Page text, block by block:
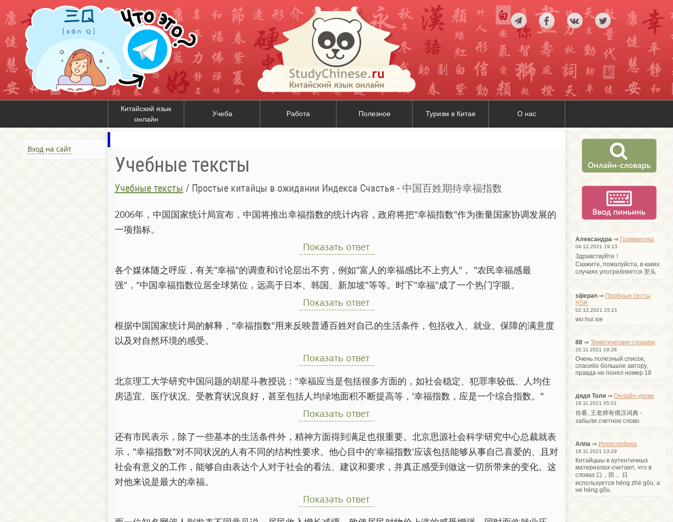
Китайский язык
онлайн
Учеба Работа Полезное Туризм в Китае О нас
Вход на сайт
Учебные тексты
Учебные тексты / Простые китайцы в ожидании Индекса Счастья - 中国百姓期待幸福指数
2006年，中国国家统计局宣布，中国将推出幸福指数的统计内容，政府将把"幸福指数"作为衡量国家协调发展的
一项指标。
Показать ответ
各个媒体随之呼应，有关"幸福"的调查和讨论层出不穷，例如"富人的幸福感比不上穷人"， "农民幸福感最
强"，"中国幸福指数位居全球第位，远高于日本、韩国、新加坡"等等。时下"幸福"成了一个热门字眼。
Показать ответ
根据中国国家统计局的解释，"幸福指数"用来反映普通百姓对自己的生活条件，包括收入、就业、保障的满意度
以及对自然环境的感受。
Показать ответ
北京理工大学研究中国问题的胡星斗教授说："幸福应当是包括很多方面的，如社会稳定、犯罪率较低、人均住
房适宜、医疗状况、受教育状况良好，甚至包括人均绿地面积不断提高等，'幸福指数，应是一个综合指数。"
Показать ответ
还有市民表示，除了一些基本的生活条件外，精神方面得到满足也很重要。北京思源社会科学研究中心总裁就表
示，"幸福指数"对不同状况的人有不同的结构性要求。他心目中的'幸福指数'应该包括能够从事自己喜爱的、且对
社会有意义的工作，能够自由表达个人对于社会的看法、建议和要求，并真正感受到做这一切所带来的变化。这
对他来说是最大的幸福。
Показать ответ
Александра ⇒ Грамматика
04.12.2021 19:13
Здравствуйте！
Cкажите, пожалуйста, в каких
случаях употребляется 里头
sijiepan ⇒ Пробные тесты
HSK
02.12.2021 15:21
wo hui xie
88 ⇒Тематические словари
20.11.2021 19:28
Очень полезный список,
спасибо большое автору,
правда не понял номер 18
дядя Толя ⇒Онлайн-уроки
19.11.2021 05:01
你看, 王老师有俄汉词典 -
забыли счетное слово
Anna ⇒ Иероглифика
18.11.2021 13:29
Китайцыы в аутентичных
материалах считают, что в
словах 口，田， 日
используется héng zhé gõu, а
не héng gõu.